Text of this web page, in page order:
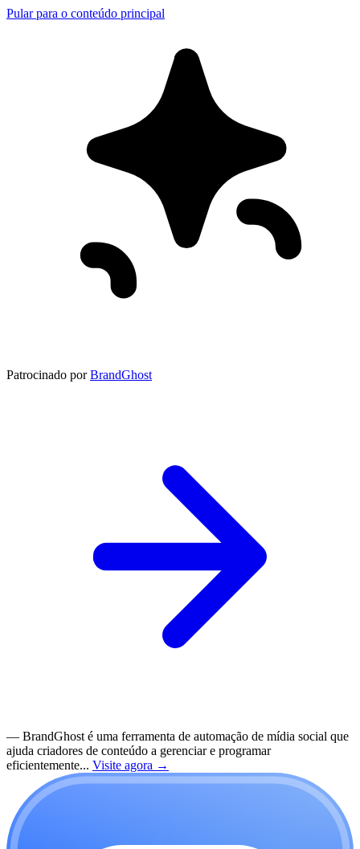
Pular para o conteúdo principal
Patrocinado por BrandGhost
— BrandGhost é uma ferramenta de automação de mídia social que
ajuda criadores de conteúdo a gerenciar e programar
eficientemente... Visite agora →